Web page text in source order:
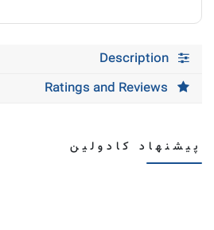
Description
Ratings and Reviews
پیشنهاد کادولین